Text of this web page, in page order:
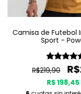
Camisa de Futebol
Sport -
R$219,90
R$ 198,45